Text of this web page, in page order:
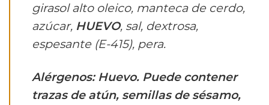
girasol alto oleico, manteca de cerdo,
azúcar, HUEVO, sal, dextrosa,
espesante (E-415), pera.
Alérgenos: Huevo. Puede contener
trazas de atún, semillas de sésamo,